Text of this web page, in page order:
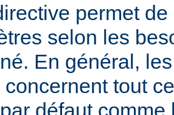
permet
selon les
En général,
concernent tout
défaut comme